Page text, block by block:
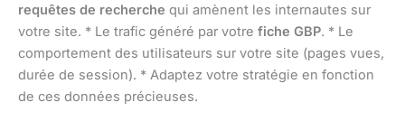
requêtes de recherche qui amènent les internautes sur
votre site. * Le trafic généré par votre fiche GBP. * Le
comportement des utilisateurs sur votre site (pages vues,
durée de session). * Adaptez votre stratégie en fonction
de ces données précieuses.